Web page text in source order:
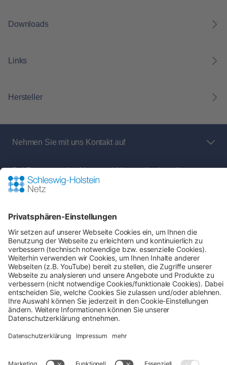
Downloads
Links
Hersteller
Nehmen Sie mit uns Kontakt auf
Bei Fragen an den Netz- und Messstellenbetreiber
rund um:
Zahlung & Versand
AGB Verbraucherinformation
Impressum
Datenschutz
Cookie-Einstellungen
Alle Preise inkl. gesetzl. Mehrwertsteuer zzgl.
nicht anders angegeben.
## Gemäß § 12 Abs. 3 UStG reduziert sich die MwSt. auf 0% bei